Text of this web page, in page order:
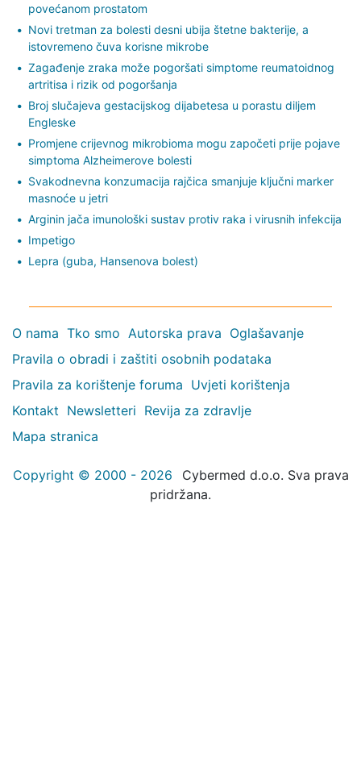
povećanom prostatom
Novi tretman za bolesti desni ubija štetne bakterije, a
istovremeno čuva korisne mikrobe
Zagađenje zraka može pogoršati simptome reumatoidnog
artritisa i rizik od pogoršanja
Broj slučajeva gestacijskog dijabetesa u porastu diljem
Engleske
Promjene crijevnog mikrobioma mogu započeti prije pojave
simptoma Alzheimerove bolesti
Svakodnevna konzumacija rajčica smanjuje ključni marker
masnoće u jetri
Arginin jača imunološki sustav protiv raka i virusnih infekcija
Impetigo
Lepra (guba, Hansenova bolest)
O nama Tko smo Autorska prava Oglašavanje
Pravila o obradi i zaštiti osobnih podataka
Pravila za korištenje foruma Uvjeti korištenja
Kontakt Newsletteri Revija za zdravlje
Mapa stranica
Copyright © 2000 - 2026
Cybermed d.o.o. Sva prava
pridržana.